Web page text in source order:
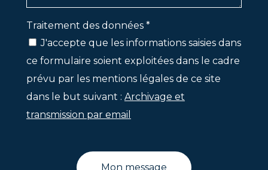
Traitement des données *
J'accepte que les informations saisies dans
ce formulaire soient exploitées dans le cadre
prévu par les mentions légales de ce site
dans le but suivant : Archivage et
transmission par email